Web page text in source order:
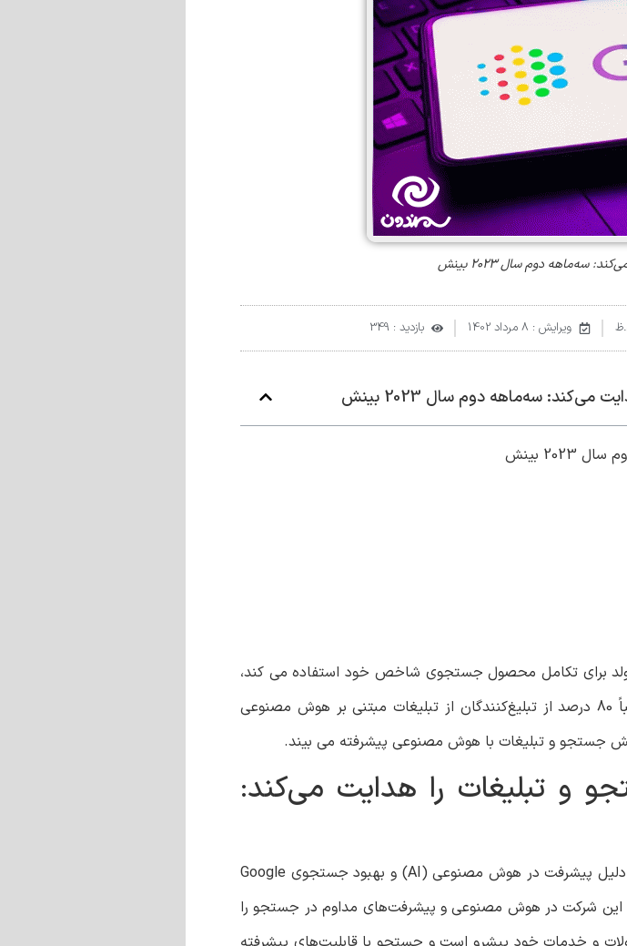
دوم سال 2023 بینش
ویرایش : 8 مرداد 1402 بازدید : 349
سه‌ماهه دوم سال 2023 بینش
بینش
مولد برای تکامل محصول جستجوی شاخص خود استفاده می کند،
ارائه می دهد. جستجوی مولد تجربه در بتا بازخورد مثبت کاربران را دریافت می کند. تقریباً 80 درصد از تبلیغ‌کنندگان از تبلیغات مبتنی بر هوش مصنوعی
و تبلیغات را هدایت می‌کند:
آلفابت، شرکت مادر گوگل، نتایج مالی خوبی در سه ماهه دوم سال 2023 داشت. این امر به دلیل پیشرفت در هوش مصنوعی (AI) و بهبود جستجوی Google
این شرکت در هوش مصنوعی و پیشرفت‌های مداوم در جستجو را